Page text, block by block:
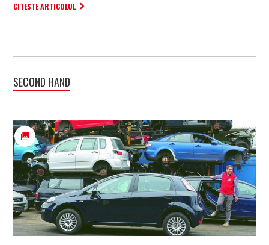
CITESTE ARTICOLUL
SECOND HAND